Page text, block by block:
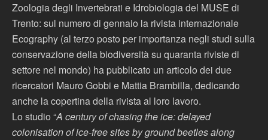
Zoologia degli Invertebrati e Idrobiologia del MUSE di
Trento: sul numero di gennaio la rivista internazionale
Ecography (al terzo posto per importanza negli studi sulla
conservazione della biodiversità su quaranta riviste di
settore nel mondo) ha pubblicato un articolo dei due
ricercatori Mauro Gobbi e Mattia Brambilla, dedicando
anche la copertina della rivista al loro lavoro.
Lo studio “A century of chasing the ice: delayed
colonisation of ice-free sites by ground beetles along